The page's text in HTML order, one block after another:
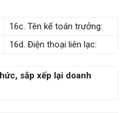
16c. Tên kế toán trưởng:
16d. Điện thoại liên lạc:
sắp xếp lại doanh